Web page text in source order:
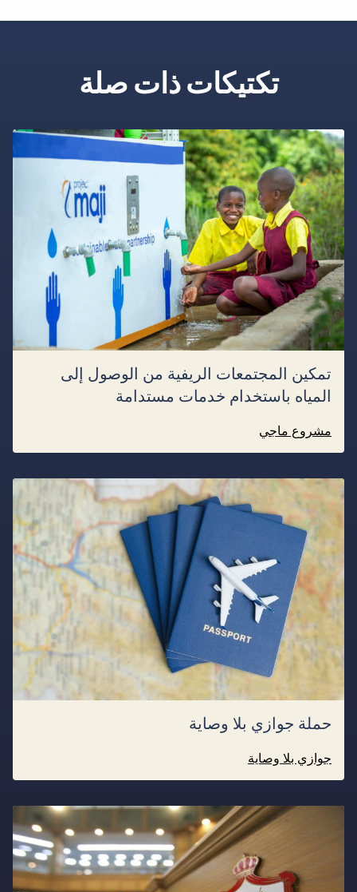
تكتيكات ذات صلة
تمكين المجتمعات الريفية من الوصول إلى
المياه باستخدام خدمات مستدامة
مشروع ماجي
حملة جوازي بلا وصاية
جوازي بلا وصاية